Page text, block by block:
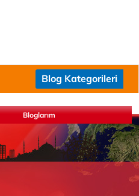
Blog Kategorileri
Bloglarım